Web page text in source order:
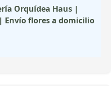
Orquídea Haus |
Envío flores a domicilio